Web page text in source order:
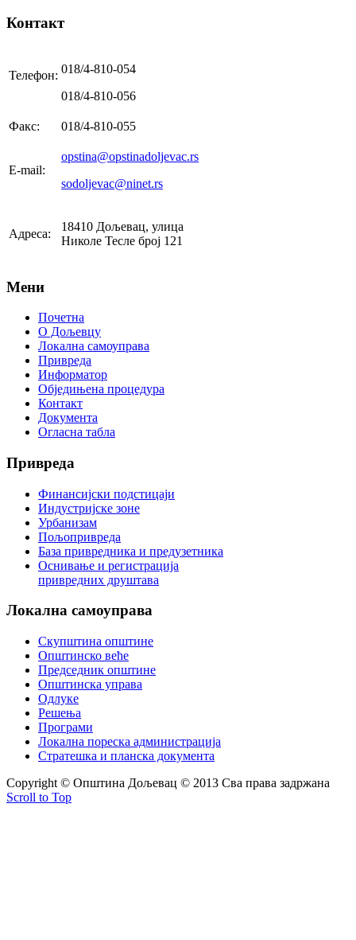
Контакт
Телефон: 018/4-810-054
018/4-810-056
Факс: 018/4-810-055
E-mail:
opstina@opstinadoljevac.rs
sodoljevac@ninet.rs
Адреса:
18410 Дољевац, улица
Николе Тесле број 121
Мени
Почетна
О Дољевцу
Локална самоуправа
Привреда
Информатор
Обједињена процедура
Контакт
Документа
Огласна табла
Привреда
Финансијски подстицаји
Индустријске зоне
Урбанизам
Пољопривреда
База привредника и предузетника
Оснивање и регистрација
привредних друштава
Локална самоуправа
Скупштина општине
Општинско веће
Председник општине
Општинска управа
Одлуке
Решења
Програми
Локална пореска администрација
Стратешка и планска документа
Copyright © Oпштина Дољевац © 2013 Сва права задржана
Scroll to Top